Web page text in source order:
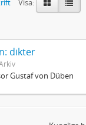
Visa:
dikter
Gustaf von Düben